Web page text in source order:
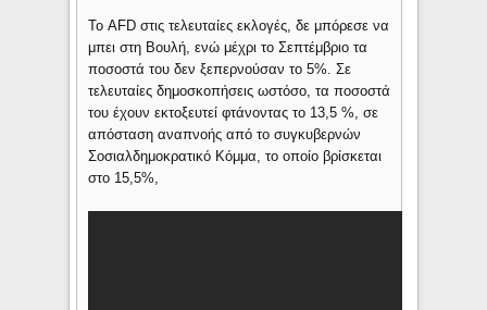
Το AFD στις τελευταίες εκλογές, δε μπόρεσε να
μπει στη Βουλή, ενώ μέχρι το Σεπτέμβριο τα
ποσοστά του δεν ξεπερνούσαν το 5%. Σε
τελευταίες δημοσκοπήσεις ωστόσο, τα ποσοστά
του έχουν εκτοξευτεί φτάνοντας το 13,5 %, σε
απόσταση αναπνοής από το συγκυβερνών
Σοσιαλδημοκρατικό Κόμμα, το οποίο βρίσκεται
στο 15,5%,